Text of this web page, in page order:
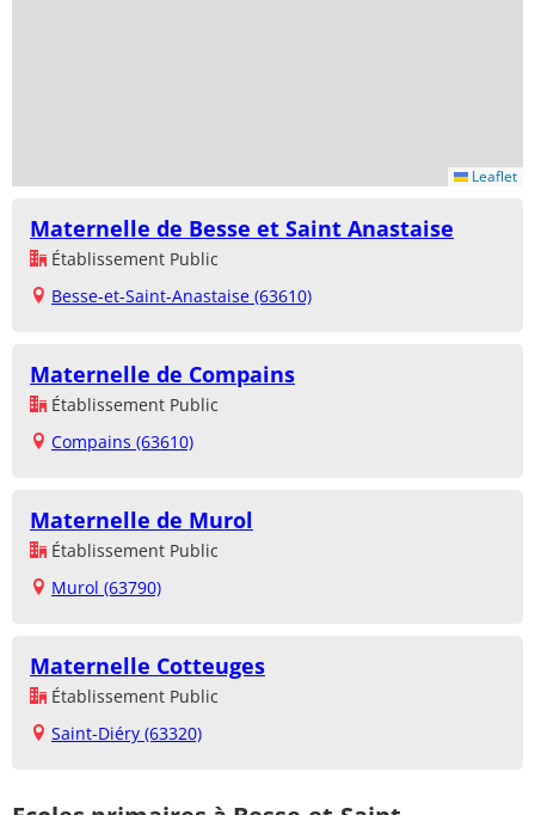
Leaflet
Maternelle de Besse et Saint Anastaise
Établissement Public
Besse-et-Saint-Anastaise (63610)
Maternelle de Compains
Établissement Public
Compains (63610)
Maternelle de Murol
Établissement Public
Murol (63790)
Maternelle Cotteuges
Établissement Public
Saint-Diéry (63320)